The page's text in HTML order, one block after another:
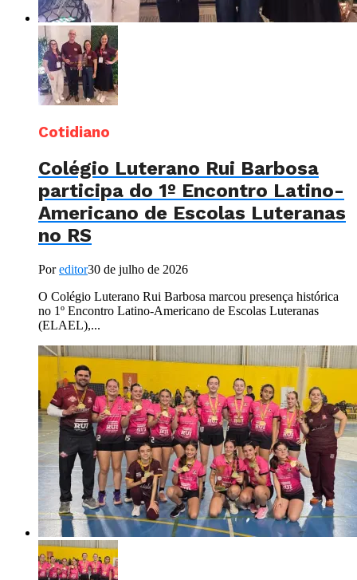
Cotidiano
Colégio Luterano Rui Barbosa
participa do 1º Encontro Latino-
Americano de Escolas Luteranas
no RS
Poreditor30 de julho de 2026
O Colégio Luterano Rui Barbosa marcou presença histórica
no 1º Encontro Latino-Americano de Escolas Luteranas
(ELAEL),...